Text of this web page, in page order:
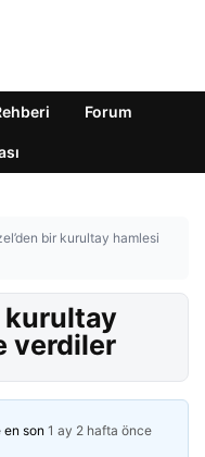
Forum
bir kurultay hamlesi
kurultay
verdiler
en son 1 ay 2 hafta önce